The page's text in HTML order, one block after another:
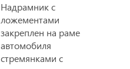
Надрамник с
ложементами
закреплен на раме
автомобиля
стремянками с